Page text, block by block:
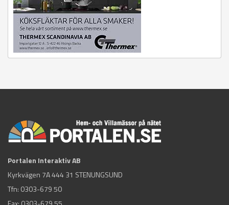
Portalen Interaktiv AB
Kyrkvägen 7A 444 31 STENUNGSUND
Tfn: 0303-679 50